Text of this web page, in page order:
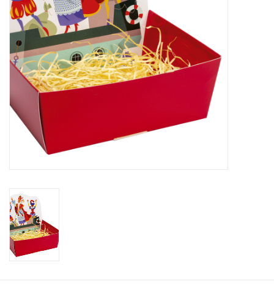
Fleurs & deco
Cabas
Nouveautés 2026
Journées showroom
Catalogue: boîtes de luxe